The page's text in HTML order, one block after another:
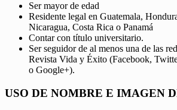
Ser mayor de edad
Residente legal en Guatemala,
Nicaragua, Costa Rica o Panamá
Contar con título universitario.
Ser seguidor de al menos una de las
Revista Vida y Éxito (Facebook,
o Google+).
USO DE NOMBRE E IMAGEN